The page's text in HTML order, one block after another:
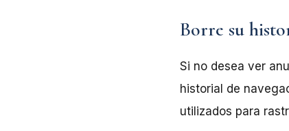
Borre su
Si no desea ver
historial de
utilizados para